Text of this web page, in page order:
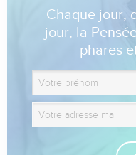
Chaque jour,
jour, la
phares